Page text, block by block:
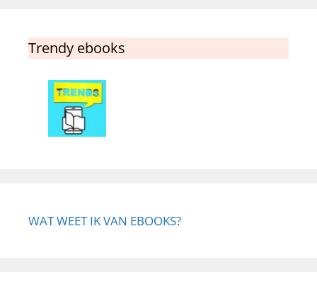
Trendy ebooks
WAT WEET IK VAN EBOOKS?